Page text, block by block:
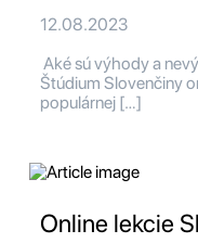
12.08.2023
Aké sú výhody a
Štúdium Slovenčiny
populárnej […]
Online lekcie